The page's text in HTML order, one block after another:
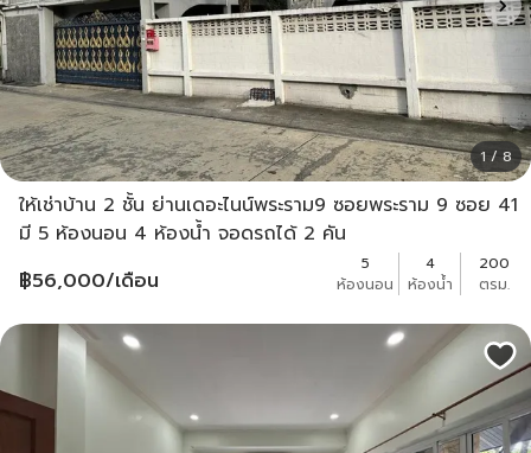
1 / 8
ให้เช่าบ้าน 2 ชั้น ย่านเดอะไนน์พระราม9 ซอยพระราม 9 ซอย 41
มี 5 ห้องนอน 4 ห้องน้ำ จอดรถได้ 2 คัน
฿56,000/เดือน
5
ห้องนอน
4
ห้องน้ำ
200
ตรม.